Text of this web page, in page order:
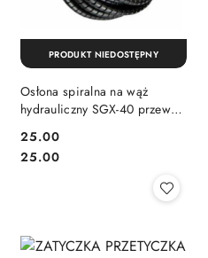
Osłona spiralna na wąż
hydrauliczny SGX-40 przewód
44mm) czarna
Cena:
25.00
Cena:
25.00
PRODUKT NIEDOSTĘPNY